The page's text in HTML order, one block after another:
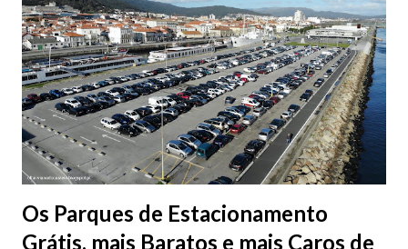
Os Parques de Estacionamento
Grátis, mais Baratos e mais Caros de